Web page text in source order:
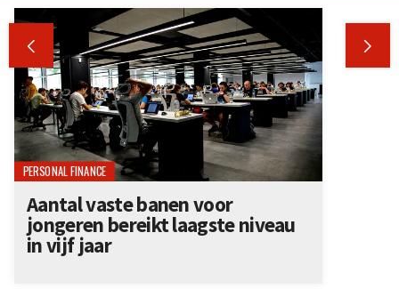
 
PERSONAL FINANCE
Aantal vaste banen voor
jongeren bereikt laagste niveau
in vijf jaar